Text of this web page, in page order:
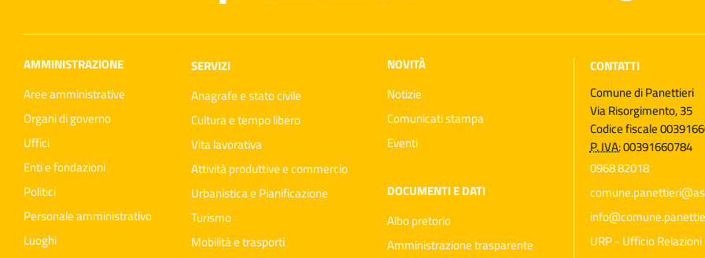
AMMINISTRAZIONE
Aree amministrative
Organi di governo
Uffici
Enti e fondazioni
Politici
Personale amministrativo
Luoghi
SERVIZI
Anagrafe e stato civile
Cultura e tempo libero
Vita lavorativa
Attività produttive e commercio
Urbanistica e Pianificazione
Turismo
Mobilità e trasporti
NOVITÀ
Notizie
Comunicati stampa
Eventi
DOCUMENTI E DATI
Albo pretorio
Amministrazione trasparente
CONTATTI
Comune di Panettieri
Via Risorgimento, 35
Codice fiscale
P. IVA:00391660784
0968 82018
URP - Ufficio